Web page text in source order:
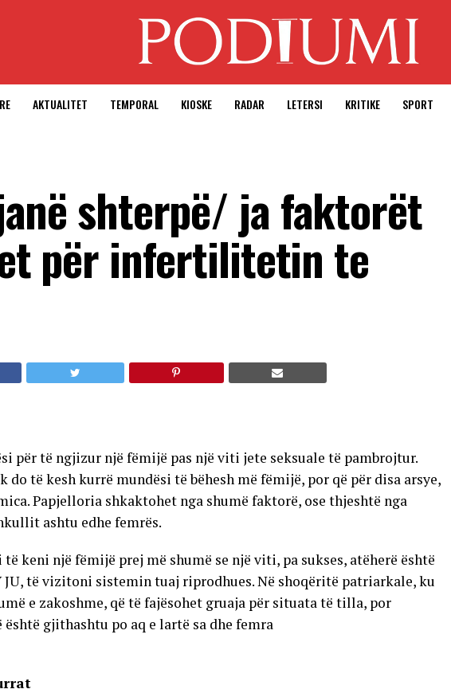
AKTUALITET TEMPORAL KIOSKE RADAR LETERSI KRITIKE SPORT
shterpë/ ja faktorët
për infertilitetin te
për të ngjizur një fëmijë pas një viti jete seksuale të pambrojtur.
të kesh kurrë mundësi të bëhesh më fëmijë, por që për disa arsye,
Papjelloria shkaktohet nga shumë faktorë, ose thjeshtë nga
ashtu edhe femrës.
keni një fëmijë prej më shumë se një viti, pa sukses, atëherë është
JU, të vizitoni sistemin tuaj riprodhues. Në shoqëritë patriarkale, ku
e zakoshme, që të fajësohet gruaja për situata të tilla, por
gjithashtu po aq e lartë sa dhe femra